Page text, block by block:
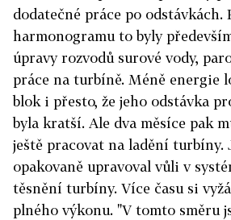
dodatečné práce po
harmonogramu to byly
úpravy rozvodů surové vody,
práce na turbíně. Méně energie
blok i přesto, že jeho odstávka
byla kratší. Ale dva měsíce pak
ještě pracovat na ladění turbíny.
opakovaně upravoval vůli v
těsnění turbíny. Více času si
plného výkonu. "V tomto směru